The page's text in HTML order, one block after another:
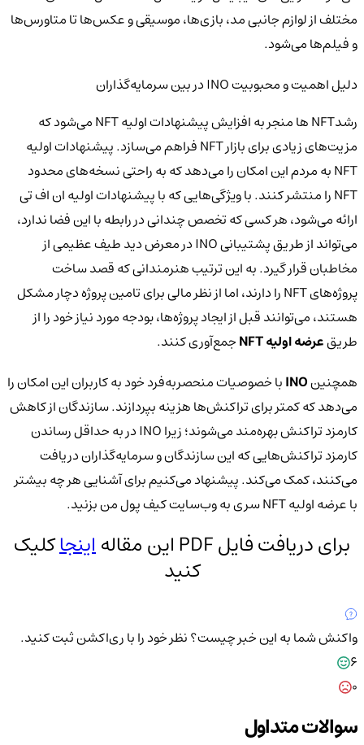
مختلف از لوازم جانبی مد، بازی‌ها، موسیقی و عکس‌ها تا متاورس‌ها
و فیلم‌ها می‌شود.
دلیل اهمیت و محبوبیت INO در بین سرمایه‌گذاران
رشدNFT ها منجر به افزایش پیشنهادات اولیه NFT می‌شود که
مزیت‌های زیادی برای بازار NFT فراهم می‌سازد. پیشنهادات اولیه
NFT به مردم این امکان را می‌دهد که به راحتی نسخه‌های محدود
NFT را منتشر کنند. با ویژگی‌هایی که با پیشنهادات اولیه ان اف تی
ارائه می‌شود، هر کسی که تخصص چندانی در رابطه با این فضا ندارد،
می‌تواند از طریق پشتیبانی INO در معرض دید طیف عظیمی از
مخاطبان قرار گیرد. به این ترتیب هنرمندانی که قصد ساخت
پروژه‌های NFT را دارند، اما از نظر مالی برای تامین پروژه دچار مشکل
هستند، می‌توانند قبل از ایجاد پروژه‌ها، بودجه مورد نیاز خود را از
طریقعرضه اولیه NFT
جمع‌آوری کنند.
همچنینINOبا خصوصیات منحصربه‌فرد خود به کاربران این امکان را
می‌دهد که کمتر برای تراکنش‌ها هزینه بپردازند. سازندگان از کاهش
کارمزد تراکنش بهره‌مند می‌شوند؛ زیرا INO در به حداقل رساندن
کارمزد تراکنش‌هایی که این سازندگان و سرمایه‌گذاران دریافت
می‌کنند، کمک می‌کند. پیشنهاد می‌کنیم برای آشنایی هر چه بیشتر
با عرضه اولیه NFT سری به وب‌سایت کیف پول من بزنید.
برای دریافت فایل PDF این مقاله اینجاکلیک
کنید
واکنش شما به این خبر چیست؟نظر خود را با ری‌اکشن ثبت کنید.
سوالات متداول